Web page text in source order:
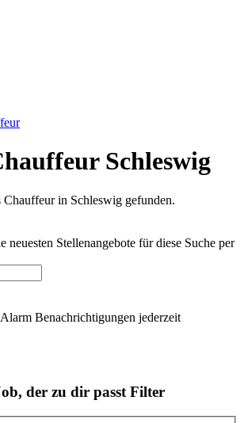
Schleswig
Chauffeur in Schleswig gefunden.
neuesten Stellenangebote für diese Suche per
Benachrichtigungen jederzeit
der zu dir passt Filter